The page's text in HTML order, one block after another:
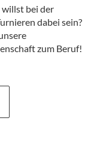
willst bei der
dabei sein?
zum Beruf!